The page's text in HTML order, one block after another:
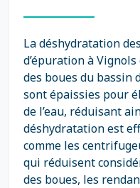
La déshydratation
d’épuration à
des boues du bassin
sont épaissies pour
de l’eau, réduisant
déshydratation est
comme les
qui réduisent
des boues, les